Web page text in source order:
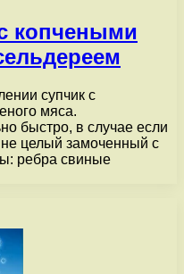
копчеными
супчик с
мяса.
быстро, в случае если
целый замоченный с
ребра свиные